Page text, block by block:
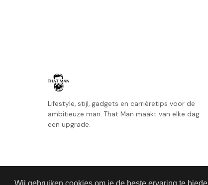
Lifestyle, stijl, gadgets en carrièretips voor de
ambitieuze man. That Man maakt van elke dag
een upgrade.